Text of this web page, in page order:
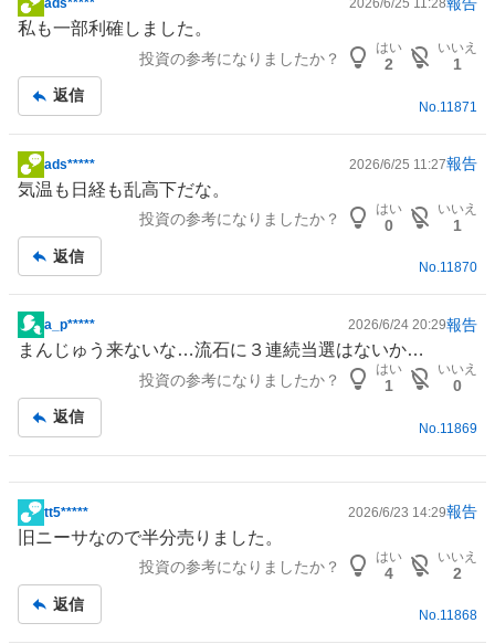
掲
示
事
ads***** 2026/6/25 11:28
私も一部利確しました。
投資の参考になりましたか？
はい
2
いいえ
1
返信
No. 11871
掲
示
事
ads***** 2026/6/25 11:27報告
気温も日経も乱高下だな。
投資の参考になりましたか？
はい
0
いいえ
1
返信
No.11870
掲
示
事
a_p***** 2026/6/24 20:29報告
まんじゅう来ないな…流石に３連続当選はないか…
投資の参考になりましたか？
はい
1
いいえ
0
返信
No. 11869
掲
示
事
tt5***** 2026/6/23 14:29報告
旧ニーサなので半分売りました。
投資の参考になりましたか？
はい
4
いいえ
2
返信
No.11868